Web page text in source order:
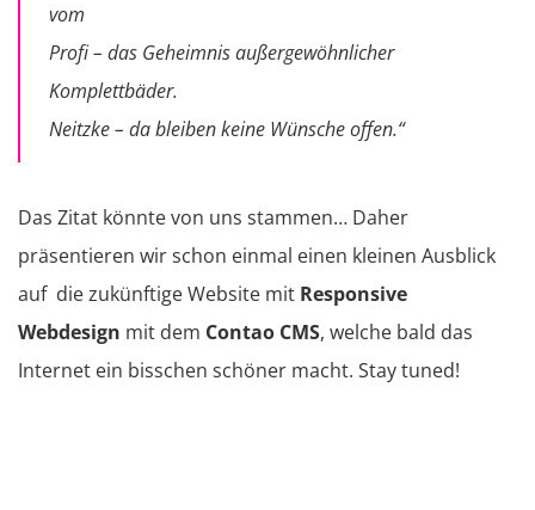
vom
Profi – das Geheimnis außergewöhnlicher
Komplettbäder.
Neitzke – da bleiben keine Wünsche offen.“
Das Zitat könnte von uns stammen… Daher
präsentieren wir schon einmal einen kleinen Ausblick
auf die zukünftige Website mit Responsive
Webdesign mit dem Contao CMS, welche bald das
Internet ein bisschen schöner macht. Stay tuned!